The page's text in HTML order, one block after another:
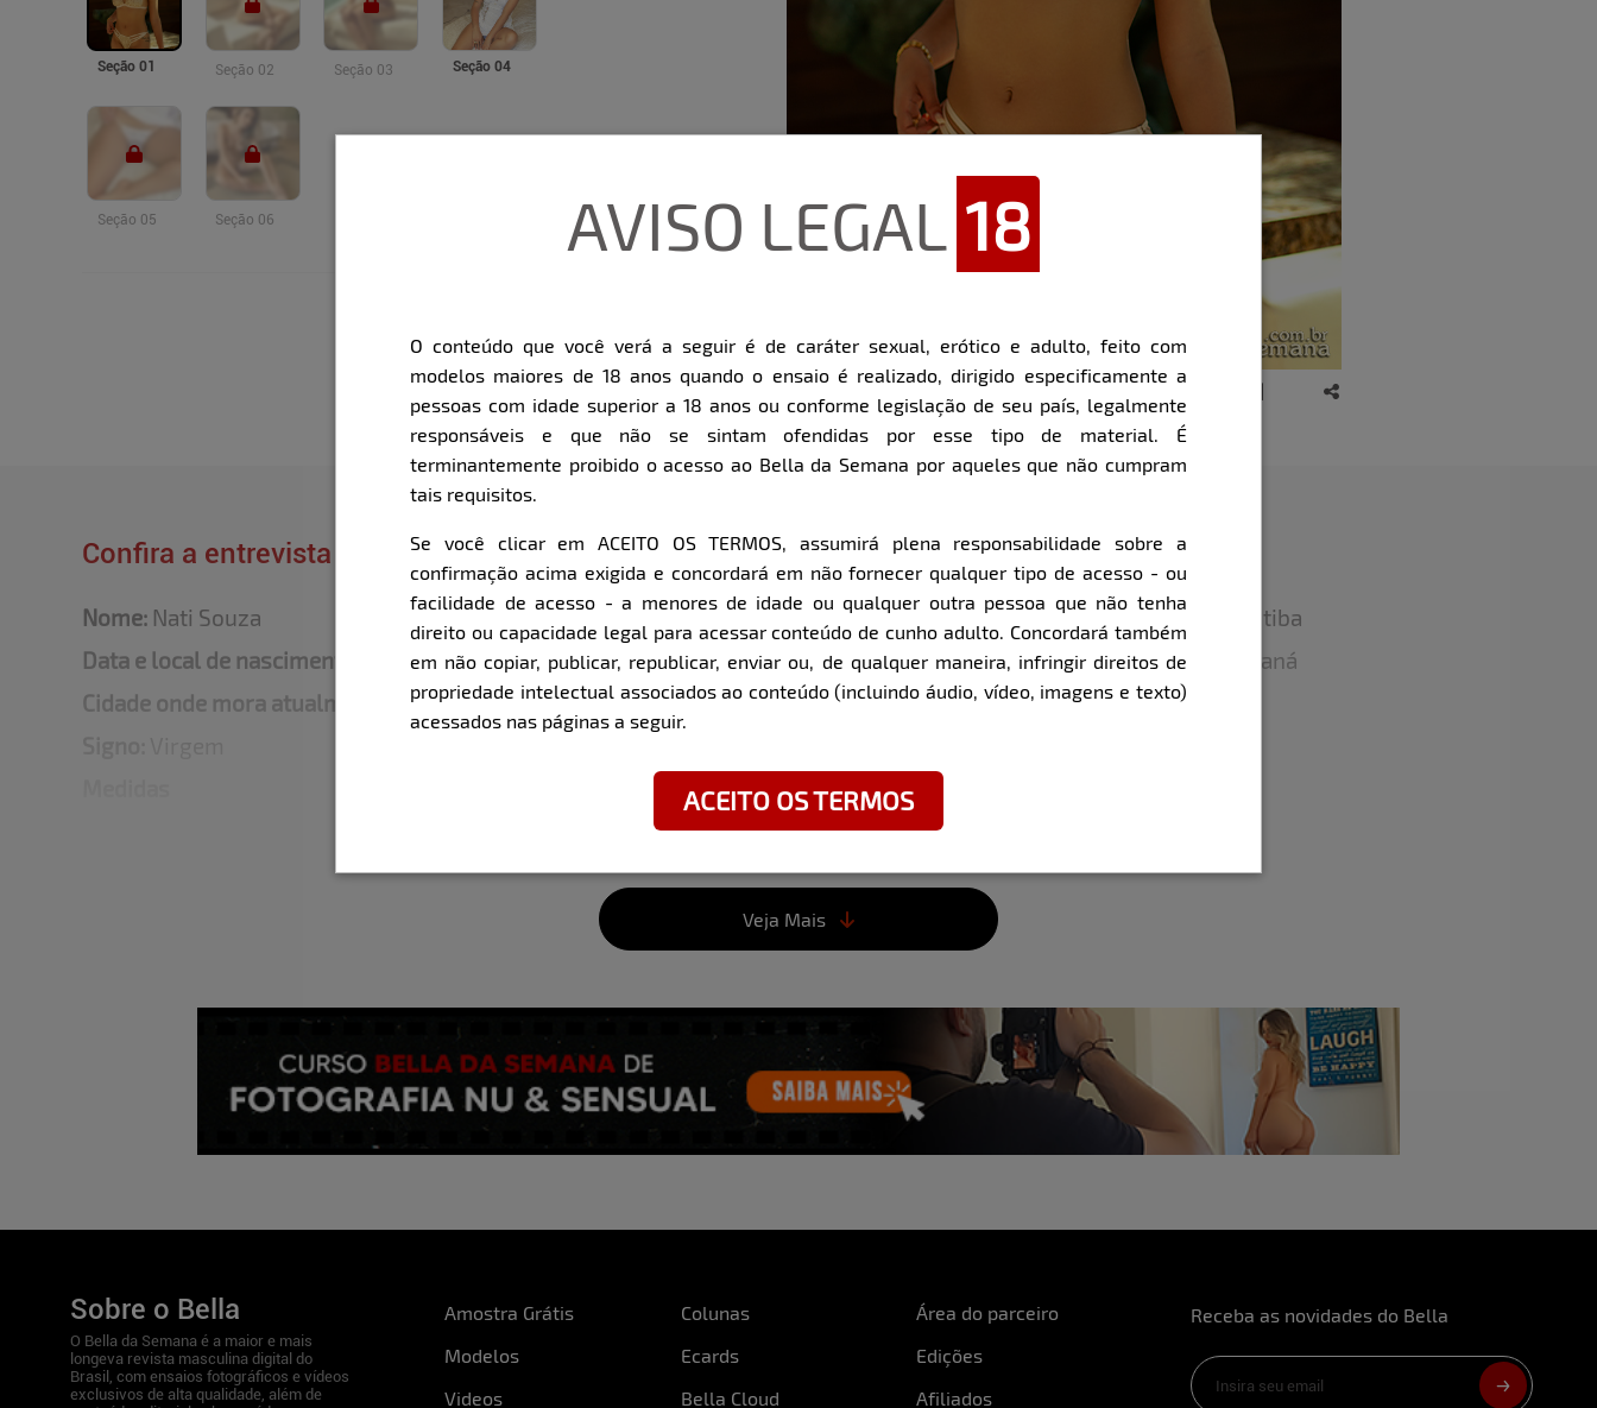
Seção 01 Seção 02 Seção 03 Seção 04
Seção 05 Seção 06
Item
1
of
11
Confira a entrevista que o Bella fez com a modelo:
Nome:Nati Souza
Data e local de nascimento:
04/09/1997 - Florianópolis / SC
Cidade onde mora atualmente:
São José
Paula Fernandes
Data e local de nascimento:07/02/2000 Curitiba
Cidade onde mora atualmente:Curitiba / Paraná
Altura:1,65
Quadril:90cm
Cintura:
Busto:86cm
Pés:35
Veja Mais
AVISO LEGAL 18
O conteúdo que você verá a seguir é de caráter sexual, erótico e adulto, feito com
modelos maiores de 18 anos quando o ensaio é realizado, dirigido especificamente a
pessoas com idade superior a 18 anos ou conforme legislação de seu país, legalmente
responsáveis e que não se sintam ofendidas por esse tipo de material. É
terminantemente proibido o acesso ao Bella da Semana por aqueles que não cumpram
tais requisitos.
Se você clicar em ACEITO OS TERMOS, assumirá plena responsabilidade sobre a
confirmação acima exigida e concordará em não fornecer qualquer tipo de acesso - ou
facilidade de acesso - a menores de idade ou qualquer outra pessoa que não tenha
direito ou capacidade legal para acessar conteúdo de cunho adulto. Concordará também
em não copiar, publicar, republicar, enviar ou, de qualquer maneira, infringir direitos de
propriedade intelectual associados ao conteúdo (incluindo áudio, vídeo, imagens e texto)
acessados nas páginas a seguir.
ACEITO OS TERMOS
Sobre o Bella
O Bella da Semana é a maior e mais
longeva revista masculina digital do
Brasil, com ensaios fotográficos e vídeos
exclusivos de alta qualidade, além de
Amostra Grátis Colunas
Área do parceiro
Modelos
Ecards
Edições
Videos
Bella Cloud Afiliados
Receba as novidades do Bella